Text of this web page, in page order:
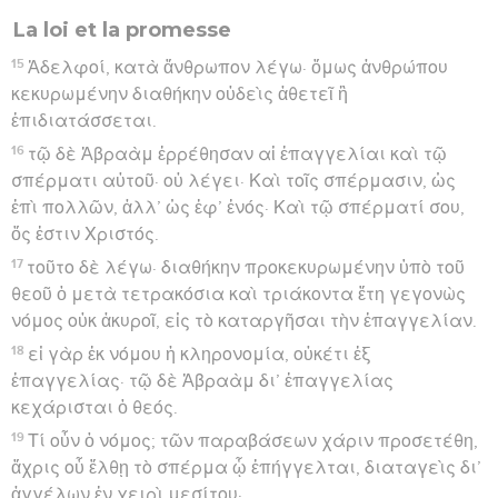
La loi et la promesse
15 Ἀδελφοί, κατὰ ἄνθρωπον λέγω· ὅμως ἀνθρώπου
κεκυρωμένην διαθήκην οὐδεὶς ἀθετεῖ ἢ
ἐπιδιατάσσεται.
16 τῷ δὲ Ἀβραὰμ ἐρρέθησαν αἱ ἐπαγγελίαι καὶ τῷ
σπέρματι αὐτοῦ· οὐ λέγει· Καὶ τοῖς σπέρμασιν, ὡς
ἐπὶ πολλῶν, ἀλλ’ ὡς ἐφ’ ἑνός· Καὶ τῷ σπέρματί σου,
ὅς ἐστιν Χριστός.
17 τοῦτο δὲ λέγω· διαθήκην προκεκυρωμένην ὑπὸ τοῦ
θεοῦ ὁ μετὰ τετρακόσια καὶ τριάκοντα ἔτη γεγονὼς
νόμος οὐκ ἀκυροῖ, εἰς τὸ καταργῆσαι τὴν ἐπαγγελίαν.
18 εἰ γὰρ ἐκ νόμου ἡ κληρονομία, οὐκέτι ἐξ
ἐπαγγελίας· τῷ δὲ Ἀβραὰμ δι’ ἐπαγγελίας
κεχάρισται ὁ θεός.
19 Τί οὖν ὁ νόμος; τῶν παραβάσεων χάριν προσετέθη,
ἄχρις οὗ ἔλθῃ τὸ σπέρμα ᾧ ἐπήγγελται, διαταγεὶς δι’
ἀγγέλων ἐν χειρὶ μεσίτου·